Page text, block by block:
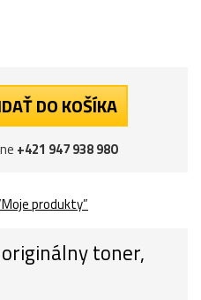
DO KOŠÍKA
+421 947 938 980
produkty”
toner,